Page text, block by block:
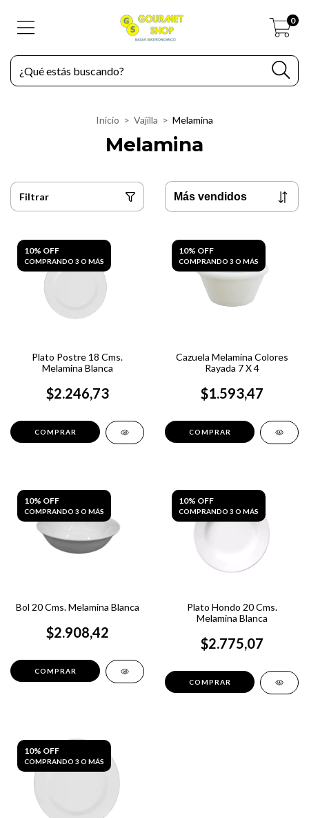
0
Inicio > Vajilla > Melamina
Melamina
Filtrar
10% OFF
COMPRANDO 3 O MÁS
Plato Postre 18 Cms.
Melamina Blanca
$2.246,73
10% OFF
COMPRANDO 3 O MÁS
Cazuela Melamina Colores
Rayada 7 X 4
$1.593,47
10% OFF
COMPRANDO 3 O MÁS
Bol 20 Cms. Melamina Blanca
$2.908,42
10% OFF
COMPRANDO 3 O MÁS
Plato Hondo 20 Cms.
Melamina Blanca
$2.775,07
10% OFF
COMPRANDO 3 O MÁS